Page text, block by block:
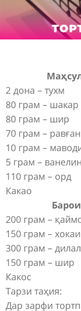
2 дона – тухм
80 грам – шакар
80 грам – шир
70 грам – равған
10 грам –
5 грам – ванелин
110 грам – орд
Какао
Барои
200 грам –
150 грам –
300 грам –
150 грам – шир
Какос
Тарзи таҳия:
Дар зарфи